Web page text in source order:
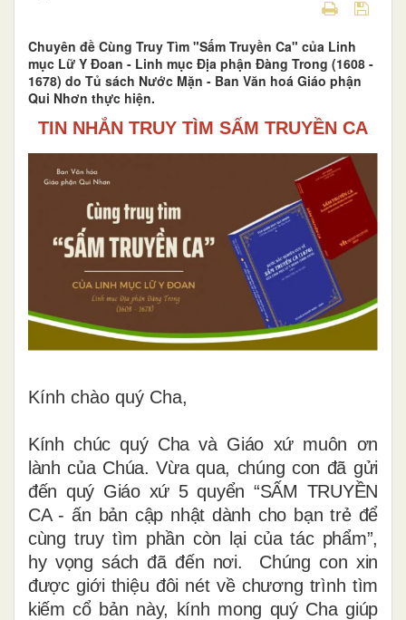
Chuyên đề Cùng Truy Tìm "Sấm Truyền Ca" của Linh
mục Lữ Y Đoan - Linh mục Địa phận Đàng Trong (1608 -
1678) do Tủ sách Nước Mặn - Ban Văn hoá Giáo phận
Qui Nhơn thực hiện.
TIN NHẮN TRUY TÌM SẤM TRUYỀN CA
Kính chào quý Cha,
Kính chúc quý Cha và Giáo xứ muôn ơn
lành của Chúa. Vừa qua, chúng con đã gửi
đến quý Giáo xứ 5 quyển “SẤM TRUYỀN
CA - ấn bản cập nhật dành cho bạn trẻ để
cùng truy tìm phần còn lại của tác phẩm”,
hy vọng sách đã đến nơi. Chúng con xin
được giới thiệu đôi nét về chương trình tìm
kiếm cổ bản này, kính mong quý Cha giúp